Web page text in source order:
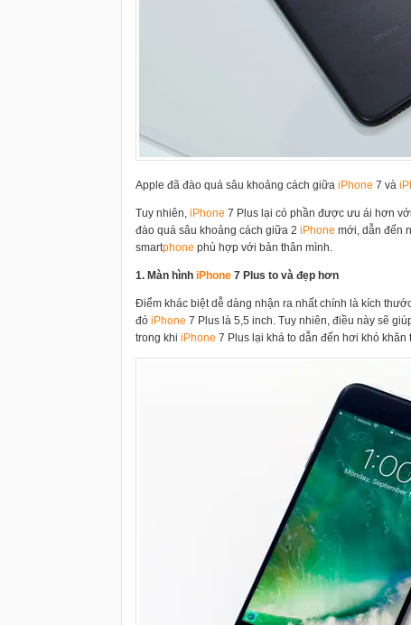
Apple đã đào quá sâu khoảng cách giữa i Phone 7 và i
Tuy nhiên, i Phone 7 Plus lại có phần được ưu ái hơn
đào quá sâu khoảng cách giữa 2 i Phone mới, dẫn đến
smartphone phù hợp với bản thân mình.
1. Màn hình iPhone 7 Plus to và đẹp hơn
Điểm khác biệt dễ dàng nhận ra nhất chính là kích
đó i Phone 7 Plus là 5,5 inch. Tuy nhiên, điều này sẽ
trong khi i Phone 7 Plus lại khá to dẫn đến hơi khó khăn